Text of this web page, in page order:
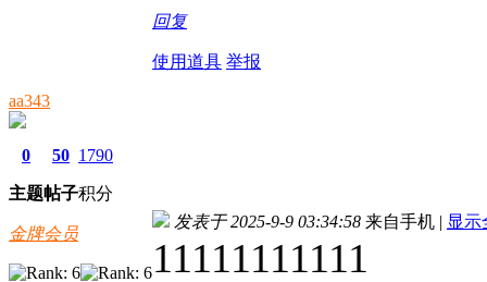
回复
使用道具 举报
aa343
0
主题
50
帖子
1790
积分
金牌会员
发表于 2025-9-9 03:34:58 来自手机 | 显示
11111111111